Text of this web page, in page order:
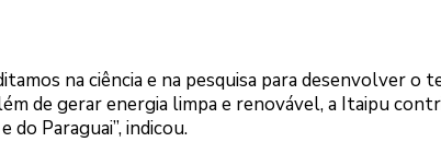
na ciência e na pesquisa para desenvolver
de gerar energia limpa e renovável, a Itaipu
do Paraguai”, indicou.